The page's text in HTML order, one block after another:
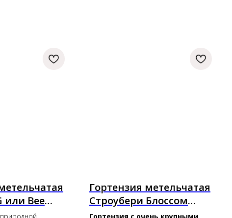
или Bee
Гортензия метельчатая
Строубери Блоссом
(Strawberry Blossom) С2
Гортензия с очень крупными